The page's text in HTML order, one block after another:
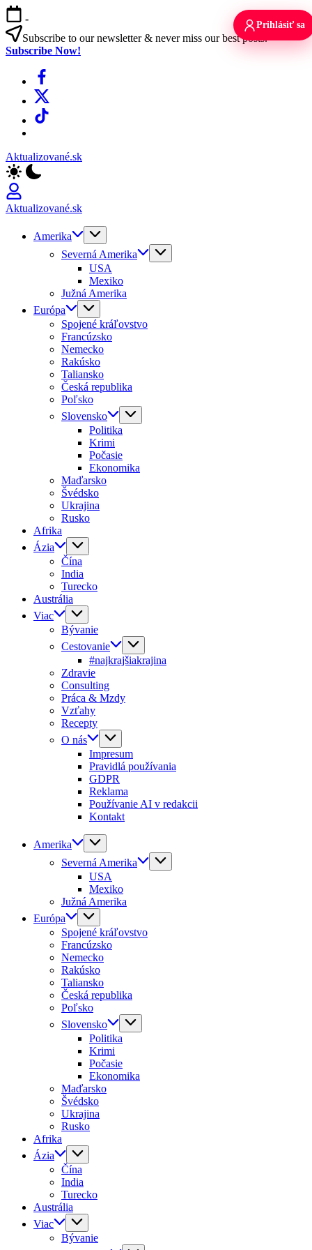
Skip
to
content
-
Subscribe to our newsletter & never miss our best posts.
Subscribe Now!
Facebook
X
TikTok
Aktualizované.sk
Aktualizované.sk
Amerika
Severná Amerika
USA
Mexiko
Južná Amerika
Európa
Spojené kráľovstvo
Francúzsko
Nemecko
Rakúsko
Taliansko
Česká republika
Poľsko
Slovensko
Politika
Krimi
Počasie
Ekonomika
Maďarsko
Švédsko
Ukrajina
Rusko
Afrika
Ázia
Čína
India
Turecko
Austrália
Viac
Bývanie
Cestovanie
#najkrajšiakrajina
Zdravie
Consulting
Práca & Mzdy
Vzťahy
Recepty
O nás
Impresum
Pravidlá používania
GDPR
Reklama
Používanie AI v redakcii
Kontakt
Amerika
Severná Amerika
USA
Mexiko
Južná Amerika
Európa
Spojené kráľovstvo
Francúzsko
Nemecko
Rakúsko
Taliansko
Česká republika
Poľsko
Slovensko
Politika
Krimi
Počasie
Ekonomika
Maďarsko
Švédsko
Ukrajina
Rusko
Afrika
Ázia
Čína
India
Turecko
Austrália
Viac
Bývanie
Prihlásiť sa